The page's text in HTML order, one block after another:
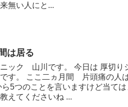
無い人にと...
は居る
ニック 山川です。 今日は 厚切
。 ここ二ヵ月間 片頭痛の人は
ら5つのことを言いますけど当て
えてくださいね ...